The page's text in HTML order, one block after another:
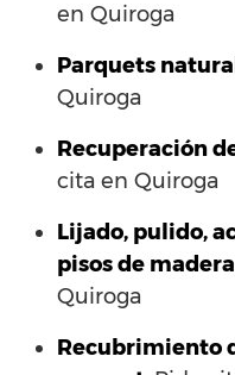
en Quiroga
Parquets
Quiroga
Recuperación
cita en Quiroga
Lijado, pulido,
pisos de
Quiroga
Recubrimiento